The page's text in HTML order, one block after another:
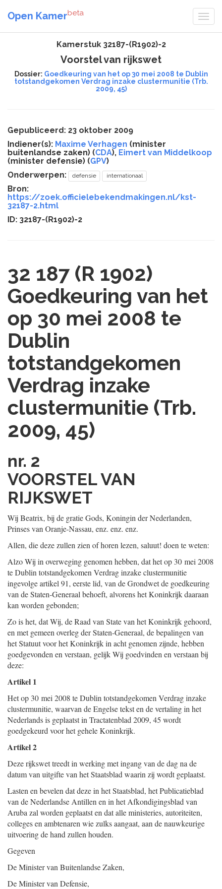
Open Kamerbeta
Kamerstuk 32187-(R1902)-2
Voorstel van rijkswet
Dossier: Goedkeuring van het op 30 mei 2008 te Dublin
totstandgekomen Verdrag inzake clustermunitie (Trb.
2009, 45)
Gepubliceerd: 23 oktober 2009
Indiener(s): Maxime Verhagen (minister
buitenlandse zaken) (CDA), Eimert van Middelkoop
(minister defensie) (GPV)
Onderwerpen:
defensie internationaal
Bron:
https://zoek.officielebekendmakingen.nl/kst-
32187-2.html
ID: 32187-(R1902)-2
32 187 (R 1902)
Goedkeuring van het
op 30 mei 2008 te
Dublin
totstandgekomen
Verdrag inzake
clustermunitie (Trb.
2009, 45)
nr. 2
VOORSTEL VAN
RIJKSWET
Wij Beatrix, bij de gratie Gods, Koningin der Nederlanden,
Prinses van Oranje-Nassau, enz. enz. enz.
Allen, die deze zullen zien of horen lezen, saluut! doen te weten:
Alzo Wij in overweging genomen hebben, dat het op 30 mei 2008
te Dublin totstandgekomen Verdrag inzake clustermunitie
ingevolge artikel 91, eerste lid, van de Grondwet de goedkeuring
van de Staten-Generaal behoeft, alvorens het Koninkrijk daaraan
kan worden gebonden;
Zo is het, dat Wij, de Raad van State van het Koninkrijk gehoord,
en met gemeen overleg der Staten-Generaal, de bepalingen van
het Statuut voor het Koninkrijk in acht genomen zijnde, hebben
goedgevonden en verstaan, gelijk Wij goedvinden en verstaan bij
deze:
Artikel 1
Het op 30 mei 2008 te Dublin totstandgekomen Verdrag inzake
clustermunitie, waarvan de Engelse tekst en de vertaling in het
Nederlands is geplaatst in Tractatenblad 2009, 45 wordt
goedgekeurd voor het gehele Koninkrijk.
Artikel 2
Deze rijkswet treedt in werking met ingang van de dag na de
datum van uitgifte van het Staatsblad waarin zij wordt geplaatst.
Lasten en bevelen dat deze in het Staatsblad, het Publicatieblad
van de Nederlandse Antillen en in het Afkondigingsblad van
Aruba zal worden geplaatst en dat alle ministeries, autoriteiten,
colleges en ambtenaren wie zulks aangaat, aan de nauwkeurige
uitvoering de hand zullen houden.
Gegeven
De Minister van Buitenlandse Zaken,
De Minister van Defensie,